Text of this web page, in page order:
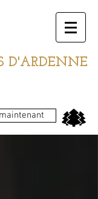
D'ARDENNE